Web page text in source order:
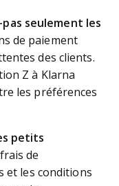
seulement les
de paiement
des clients.
Z à Klarna
les préférences
petits
de
et les conditions